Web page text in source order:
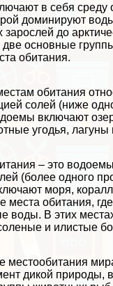
в себя среду
доминируют
до
основные
обитания.
обитания
солей (ниже
включают
угодья, лагуны
– это
(более одного
моря,
места обитания,
воды. В этих
и илистые
местообитания
дикой природы,